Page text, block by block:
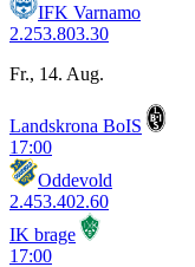
IFK Varnamo
2.253.803.30
Fr., 14. Aug.
Landskrona BoIS
17:00
Oddevold
2.453.402.60
IK brage
17:00